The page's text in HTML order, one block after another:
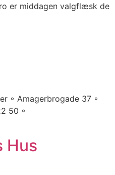
er middagen valgflæsk de
◦ Amagerbrogade 37 ◦
50 ◦
Hus